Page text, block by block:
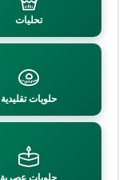
تحليات
حلويات تقليدية
حلويات عصرية